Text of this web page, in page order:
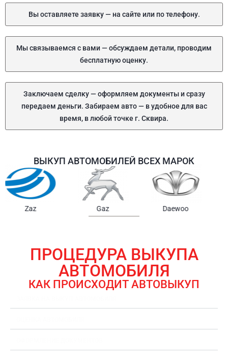
Вы оставляете заявку — на сайте или по телефону.
Мы связываемся с вами — обсуждаем детали, проводим
бесплатную оценку.
Заключаем сделку — оформляем документы и сразу
передаем деньги. Забираем авто — в удобное для вас
время, в любой точке г. Сквира.
ВЫКУП АВТОМОБИЛЕЙ ВСЕХ МАРОК
Samsung Chrysler Gmc
ПРОЦЕДУРА ВЫКУПА
АВТОМОБИЛЯ
КАК ПРОИСХОДИТ АВТОВЫКУП